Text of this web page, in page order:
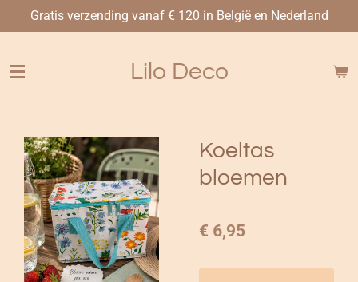
direct
de
Gratis verzending vanaf € 120 in België en Nederland
Lilo Deco
Koeltas
bloemen
€ 6,95